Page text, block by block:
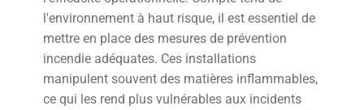
l'environnement à haut risque, il est essentiel de
mettre en place des mesures de prévention
incendie adéquates. Ces installations
manipulent souvent des matières inflammables,
ce qui les rend plus vulnérables aux incidents